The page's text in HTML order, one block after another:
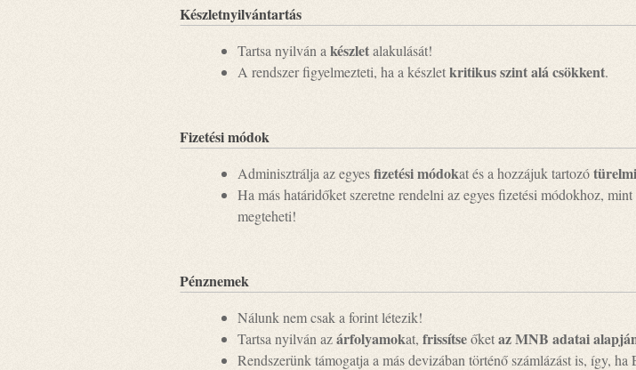
Készletnyilvántartás
Tartsa nyilván akészletalakulását!
A rendszer figyelmezteti, ha a készletkritikus szint alá csökkent.
Fizetési módok
Adminisztrálja az egyesfizetési módokat és a hozzájuk tartozó
Ha más határidőket szeretne rendelni az egyes fizetési módokhoz,
megteheti!
Pénznemek
Nálunk nem csak a forint létezik!
Tartsa nyilván azárfolyamokat,frissítseőketaz MNB adatai
Rendszerünk támogatja a más devizában történő számlázást is, így, ha